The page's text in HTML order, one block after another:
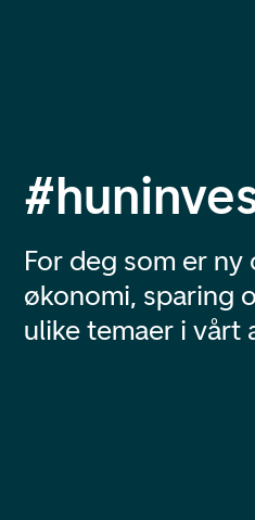
For deg som er
økonomi, sparing
ulike temaer i vårt